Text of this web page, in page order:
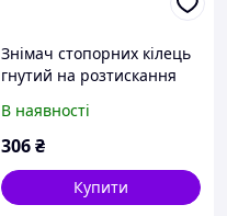
Знімач стопорних кілець
гнутий на розтискання
Forsage F-609200SB
В наявності
306₴
Купити